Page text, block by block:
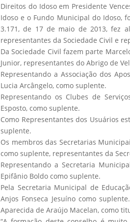
Direitos do Idoso em Presidente
Idoso e o Fundo Municipal do Idoso,
3.171, de 17 de maio de 2013, fez
representantes da Sociedade Civil e
Da Sociedade Civil fazem parte
Junior, representantes do Abrigo de
Representando a Associação dos
Lucia Arcângelo, como suplente.
Representando os Clubes de
Esposto, como suplente.
Como Representantes dos Usuários
suplente.
Os membros das Secretarias
como suplente, representantes da
Representando a Secretaria
Epifânio Boldo como suplente.
Pela Secretaria Municipal de
Anjos Fonseca Jesuíno como
Aparecida de Araújo Macelan, como